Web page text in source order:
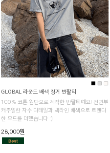
■ ■ ■
GLOBAL 라운드 배색 링거 반팔티
100% 코튼 원단으로 제작한 반팔티예요! 전면부
캐주얼한 자수 디테일과 넥라인 배색으로 트렌디
한 무드를 더했습니다 :)
28,000원